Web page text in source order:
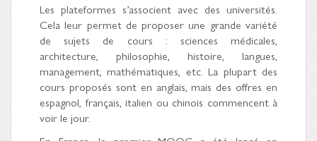
Les plateformes s’associent avec des universités.
Cela leur permet de proposer une grande variété
de sujets de cours : sciences médicales,
architecture, philosophie, histoire, langues,
management, mathématiques, etc. La plupart des
cours proposés sont en anglais, mais des offres en
espagnol, français, italien ou chinois commencent à
voir le jour.